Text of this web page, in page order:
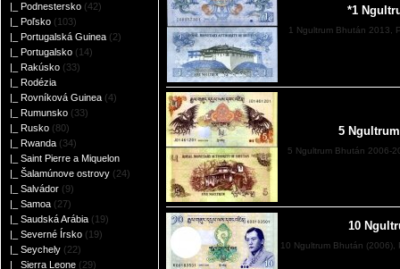
|_ Podnestersko (42)
|_ Poľsko (103)
|_ Portugalská Guinea (2)
|_ Portugalsko (14)
|_ Rakúsko (33)
|_ Rodézia
|_ Rovníková Guinea (4)
|_ Rumunsko (33)
|_ Rusko (80)
|_ Rwanda (34)
|_ Saint Pierre a Miquelon
|_ Šalamúnove ostrovy (24)
|_ Salvádor (9)
|_ Samoa (27)
|_ Saudská Arábia (19)
|_ Severné Írsko (19)
|_ Seychely (22)
|_ Sierra Leone (29)
*1
1 Ngultrum Bhután 2013,
5
5 Ngultrum Bhután 2006-
10
10 Ngultrum Bhután